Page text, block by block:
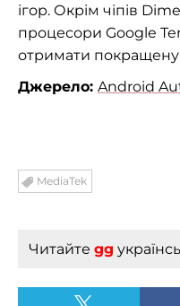
ігор. Окрім чіпів
процесори Google
отримати покращену
Джерело: Android
MediaTek
Читайте gg